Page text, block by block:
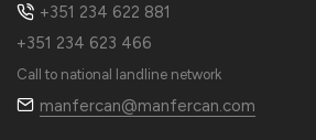
+351 234 622 881
+351 234 623 466
Call to national landline network
manfercan@manfercan.com